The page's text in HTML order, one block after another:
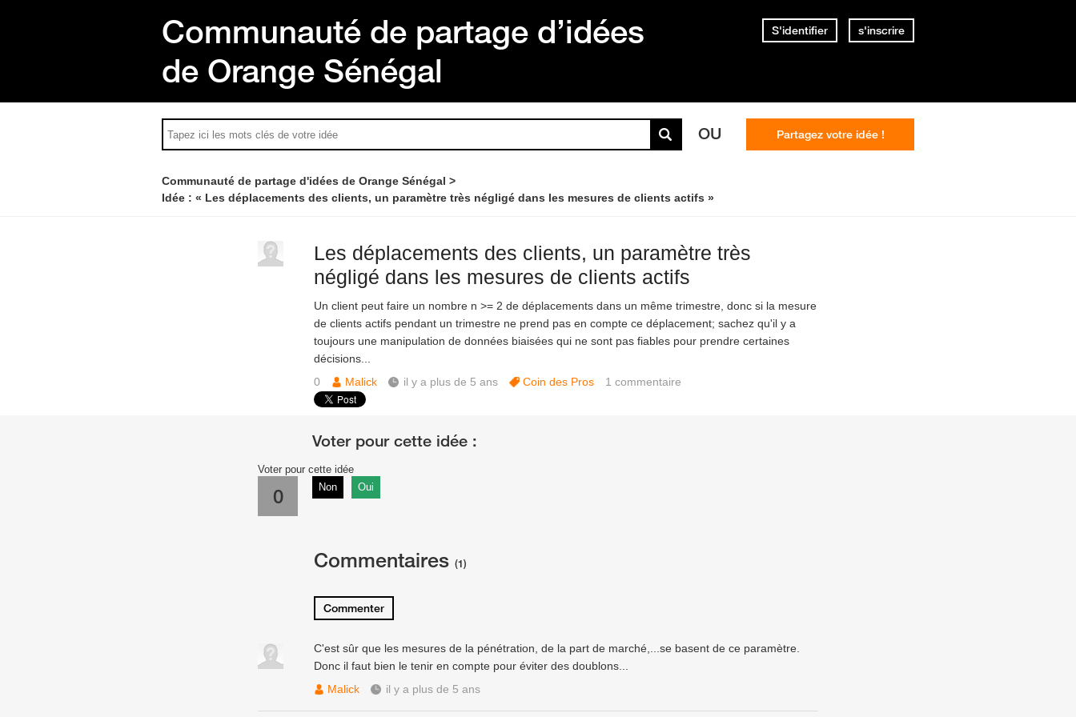
Communauté de partage d’idées
de Orange Sénégal
S'identifier s'inscrire
OU Partagez votre idée !
Communauté de partage d'idées de Orange Sénégal
Idée : « Les déplacements des clients, un paramètre très négligé dans les mesures de clients actifs »
Les déplacements des clients, un paramètre très
négligé dans les mesures de clients actifs
Un client peut faire un nombre n >= 2 de déplacements dans un même trimestre, donc si la mesure
de clients actifs pendant un trimestre ne prend pas en compte ce déplacement; sachez qu'il y a
toujours une manipulation de données biaisées qui ne sont pas fiables pour prendre certaines
décisions...
0
Malick il y a plus de 5 ans Coin des Pros 1 commentaire
Voter pour cette idée
0 Non Oui
Commentaires (1)
Commenter
C'est sûr que les mesures de la pénétration, de la part de marché,...se basent de ce paramètre.
Donc il faut bien le tenir en compte pour éviter des doublons...
Malick
il y a plus de 5 ans